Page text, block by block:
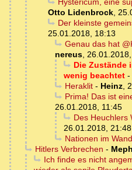
Hystericum, eine
Otto Lidenbrock,
Der kleinste
25.01.2018, 18:13
Genau das hat
nereus,
Die Zustände
wenig beachtet -
Heraklit- Heinz,
Prima! Das ist
26.01.2018, 11:45
Des Heuchlers
26.01.2018, 21:48
Nationen im
Hitlers Verbrechen -
Ich finde es nicht